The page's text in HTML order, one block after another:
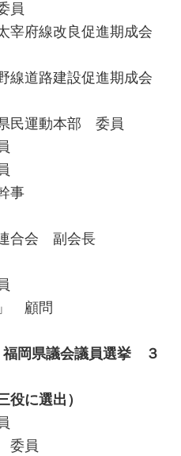
員
宰府線改良促進期成会
線道路建設促進期成会
民運動本部 委員
事
合会 副会長
顧問
岡県議会議員選挙 ３
役に選出）
委員